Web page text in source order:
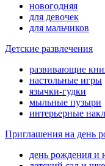
новогодняя
для девочек
для мальчиков
Детские развлечения
развивающие
настольные игры
язычки-гудки
мыльные пузыри
интерьерные
Приглашения на день
день рождения и